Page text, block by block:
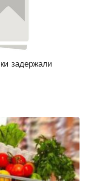
задержали